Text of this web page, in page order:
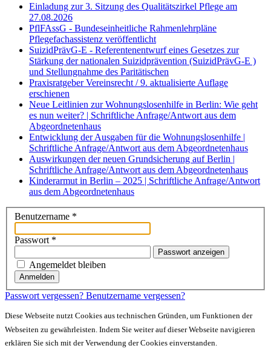
Einladung zur 3. Sitzung des Qualitätszirkel Pflege am
27.08.2026
PflFAssG - Bundeseinheitliche Rahmenlehrpläne
Pflegefachassistenz veröffentlicht
SuizidPrävG-E - Referentenentwurf eines Gesetzes zur
Stärkung der nationalen Suizidprävention (SuizidPrävG-E )
und Stellungnahme des Paritätischen
Praxisratgeber Vereinsrecht / 9. aktualisierte Auflage
erschienen
Neue Leitlinien zur Wohnungslosenhilfe in Berlin: Wie geht
es nun weiter? | Schriftliche Anfrage/Antwort aus dem
Abgeordnetenhaus
Entwicklung der Ausgaben für die Wohnungslosenhilfe |
Schriftliche Anfrage/Antwort aus dem Abgeordnetenhaus
Auswirkungen der neuen Grundsicherung auf Berlin |
Schriftliche Anfrage/Antwort aus dem Abgeordnetenhaus
Kinderarmut in Berlin – 2025 | Schriftliche Anfrage/Antwort
aus dem Abgeordnetenhaus
Benutzername *
Passwort *
Passwort anzeigen
Angemeldet bleiben
Anmelden
Passwort vergessen? Benutzername vergessen?
Diese Webseite nutzt Cookies aus technischen Gründen, um Funktionen der
Webseiten zu gewährleisten. Indem Sie weiter auf dieser Webseite navigieren
erklären Sie sich mit der Verwendung der Cookies einverstanden.